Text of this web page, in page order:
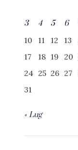
3
4 5 6
10
11 12 13
17
18 19 20
24 25 26 27
31
« Lug